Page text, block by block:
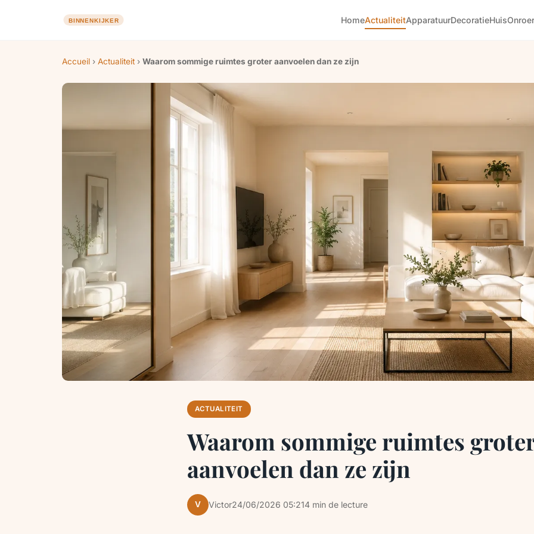
HomeActualiteitApparatuurDecoratieHuis
Accueil › Actualiteit › Waarom sommige ruimtes groter aanvoelen dan ze zijn
ACTUALITEIT
Waarom sommige ruimtes
aanvoelen dan ze zijn
V Victor24/06/2026 05:214 min de lecture